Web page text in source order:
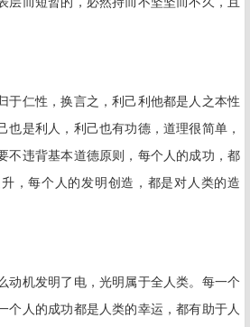
于仁性，换言之，利己利他都是人之本性
也是利人，利己也有功德，道理很简单，
不违背基本道德原则，每个人的成功，都
，每个人的发明创造，都是对人类的造
动机发明了电，光明属于全人类。每一个
个人的成功都是人类的幸运，都有助于人